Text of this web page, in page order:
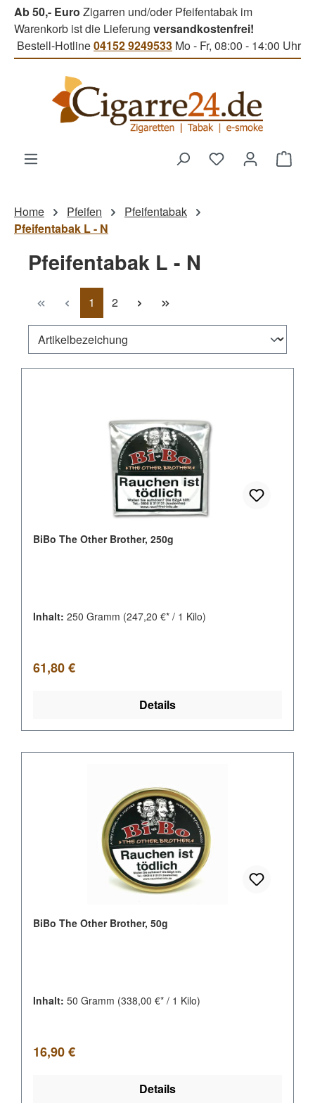
Zum Hauptinhalt springen
Ab 50,- Euro Zigarren und/oder Pfeifentabak im
Warenkorb ist die Lieferung versandkostenfrei!
Bestell-Hotline04152 9249533 Mo - Fr, 08:00 - 14:00 Uhr
Du hast 0
Home Pfeifen
Pfeifentabak
Pfeifentabak L - N
Pfeifentabak L - N
Seite
1 Seite
2
BiBo The Other Brother, 250g
Inhalt: 250 Gramm (247,20 €* / 1 Kilo)
Regulärer Preis:
61,80 €
Details
BiBo The Other Brother, 50g
Inhalt: 50 Gramm (338,00 €* / 1 Kilo)
Regulärer Preis:
16,90 €
Details